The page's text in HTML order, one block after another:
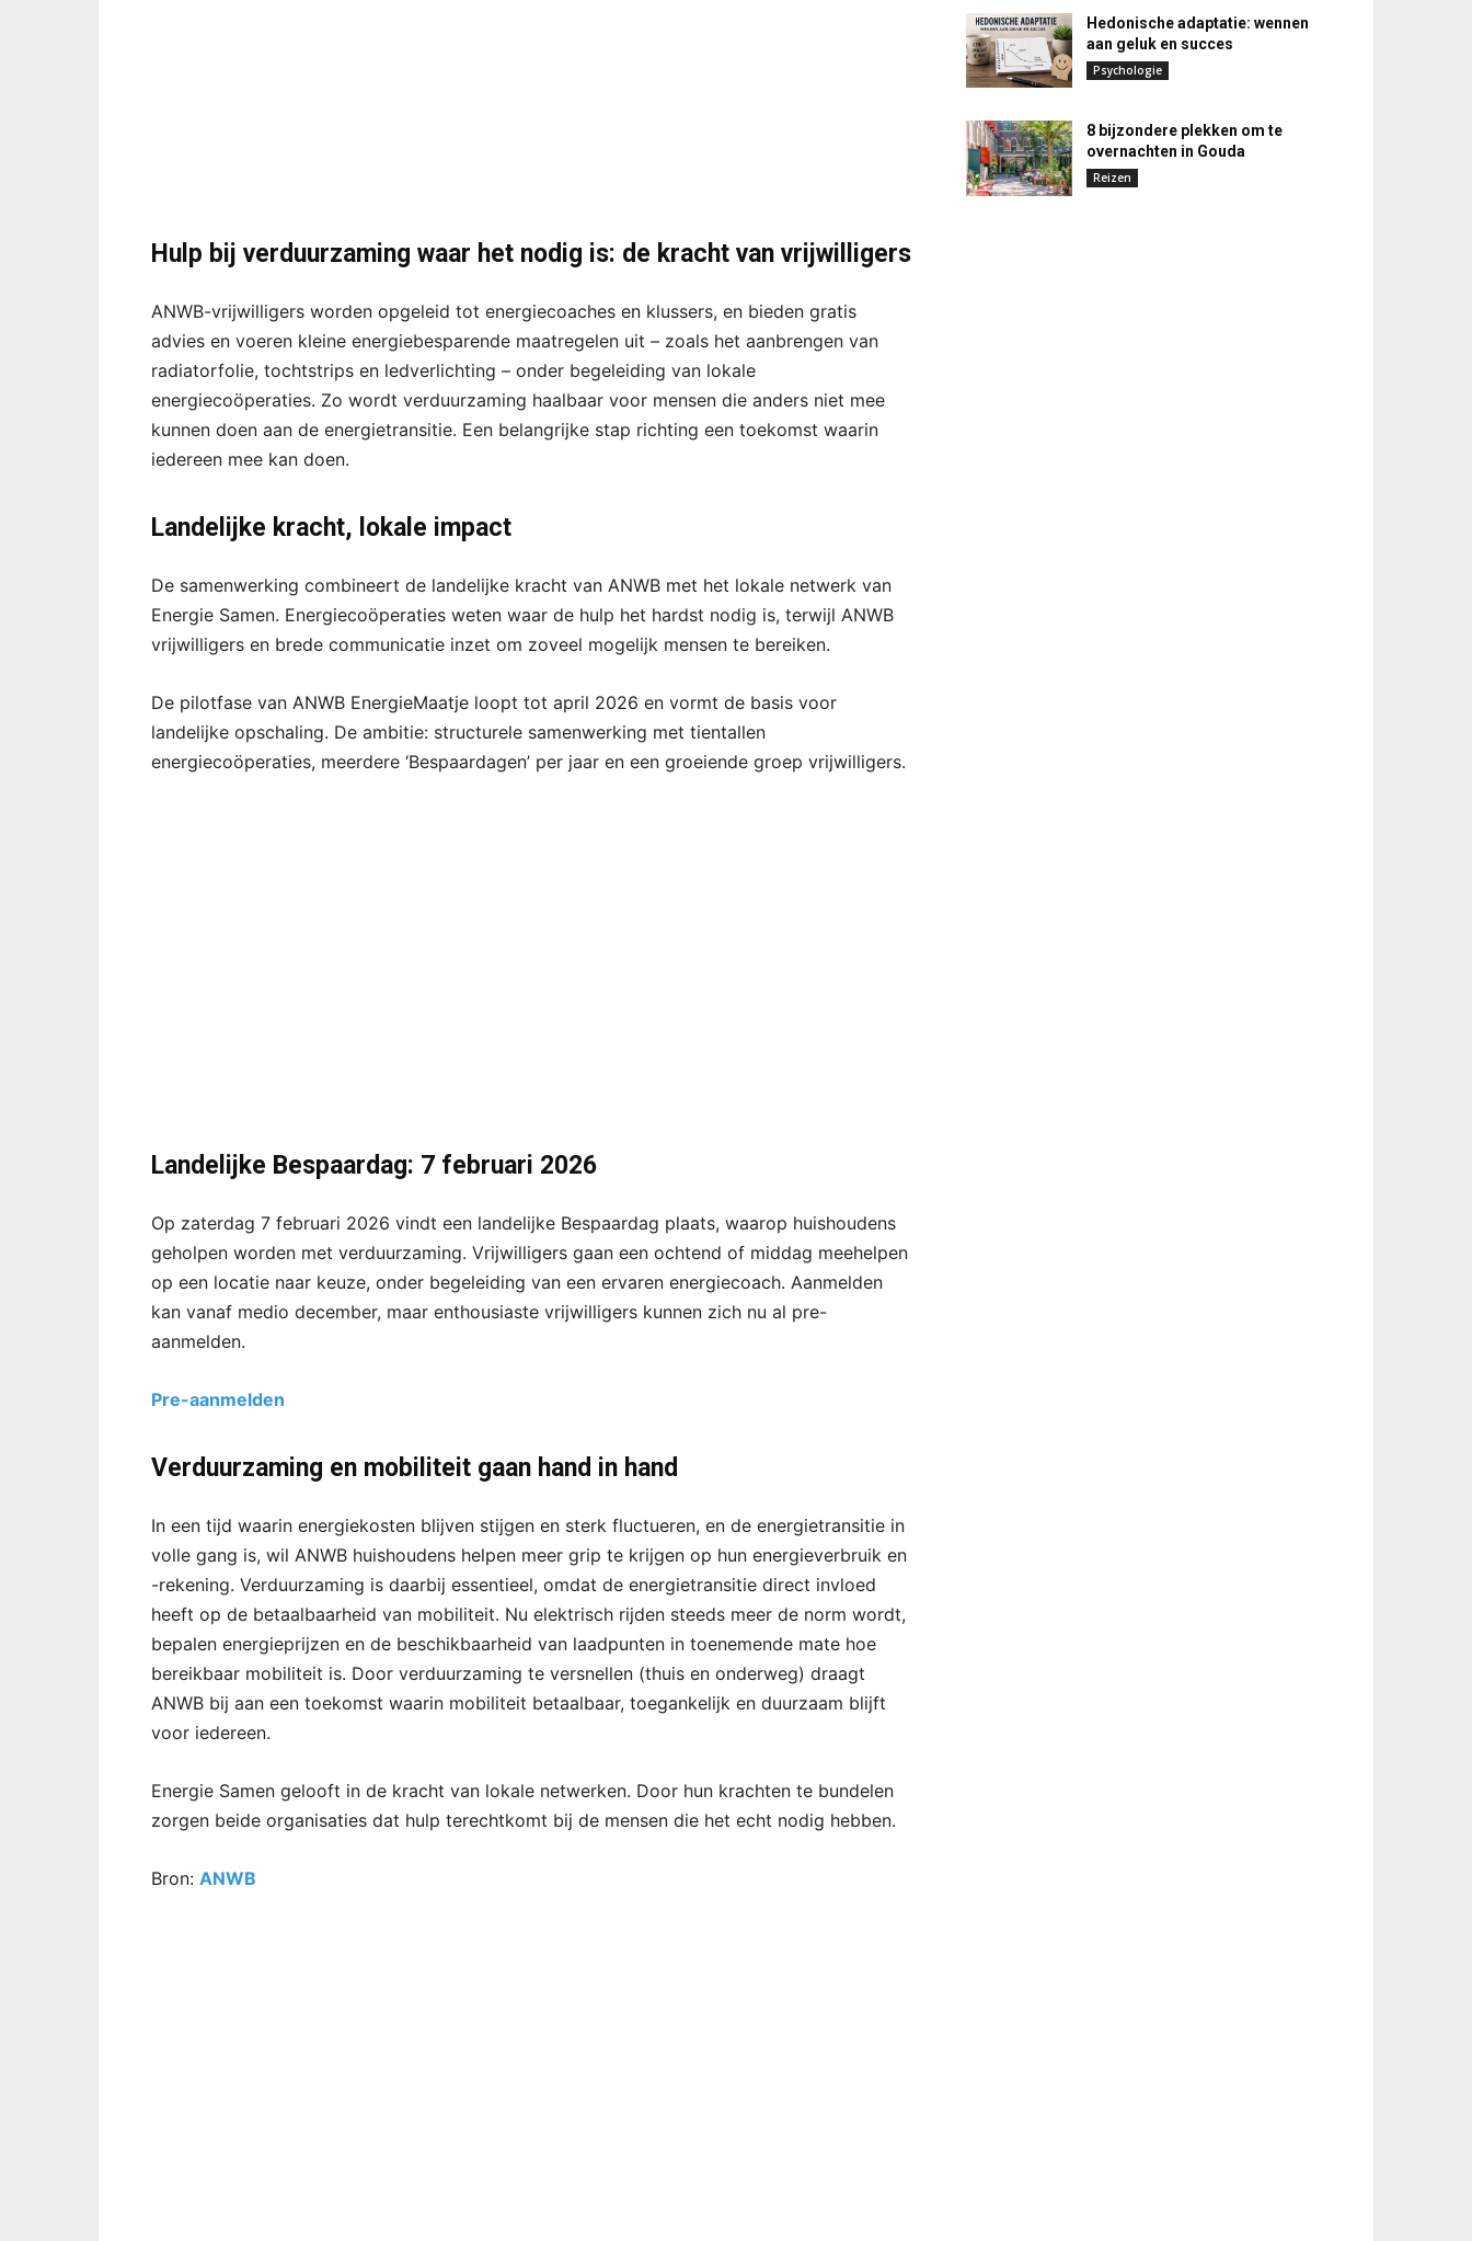
Hulp bij verduurzaming waar het nodig is: de kracht van vrijwilligers
ANWB-vrijwilligers worden opgeleid tot energiecoaches en klussers, en bieden gratis
advies en voeren kleine energiebesparende maatregelen uit – zoals het aanbrengen van
radiatorfolie, tochtstrips en ledverlichting – onder begeleiding van lokale
energiecoöperaties. Zo wordt verduurzaming haalbaar voor mensen die anders niet mee
kunnen doen aan de energietransitie. Een belangrijke stap richting een toekomst waarin
iedereen mee kan doen.
Landelijke kracht, lokale impact
De samenwerking combineert de landelijke kracht van ANWB met het lokale netwerk van
Energie Samen. Energiecoöperaties weten waar de hulp het hardst nodig is, terwijl ANWB
vrijwilligers en brede communicatie inzet om zoveel mogelijk mensen te bereiken.
De pilotfase van ANWB EnergieMaatje loopt tot april 2026 en vormt de basis voor
landelijke opschaling. De ambitie: structurele samenwerking met tientallen
energiecoöperaties, meerdere ‘Bespaardagen’ per jaar en een groeiende groep vrijwilligers.
Landelijke Bespaardag: 7 februari 2026
Op zaterdag 7 februari 2026 vindt een landelijke Bespaardag plaats, waarop huishoudens
geholpen worden met verduurzaming. Vrijwilligers gaan een ochtend of middag meehelpen
op een locatie naar keuze, onder begeleiding van een ervaren energiecoach. Aanmelden
kan vanaf medio december, maar enthousiaste vrijwilligers kunnen zich nu al pre-
aanmelden.
Pre-aanmelden
Verduurzaming en mobiliteit gaan hand in hand
In een tijd waarin energiekosten blijven stijgen en sterk fluctueren, en de energietransitie in
volle gang is, wil ANWB huishoudens helpen meer grip te krijgen op hun energieverbruik en
-rekening. Verduurzaming is daarbij essentieel, omdat de energietransitie direct invloed
heeft op de betaalbaarheid van mobiliteit. Nu elektrisch rijden steeds meer de norm wordt,
bepalen energieprijzen en de beschikbaarheid van laadpunten in toenemende mate hoe
bereikbaar mobiliteit is. Door verduurzaming te versnellen (thuis en onderweg) draagt
ANWB bij aan een toekomst waarin mobiliteit betaalbaar, toegankelijk en duurzaam blijft
voor iedereen.
Energie Samen gelooft in de kracht van lokale netwerken. Door hun krachten te bundelen
zorgen beide organisaties dat hulp terechtkomt bij de mensen die het echt nodig hebben.
Bron: ANWB
Hedonische adaptatie: wennen
aan geluk en succes
Psychologie
8 bijzondere plekken om te
overnachten in Gouda
Reizen